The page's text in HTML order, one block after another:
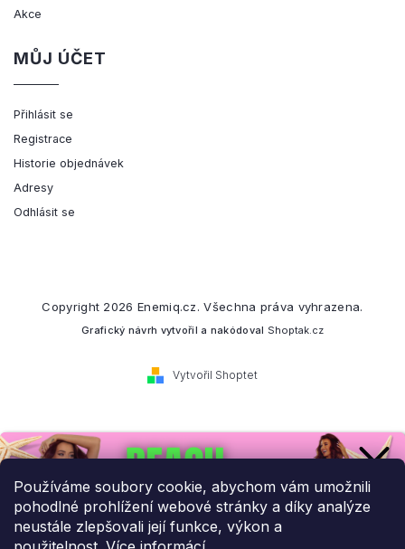
Používáme soubory cookie, abychom vám umožnili
pohodlné prohlížení webové stránky a díky analýze
neustále zlepšovali její funkce, výkon a
Akce
MŮJ ÚČET
Přihlásit se
Registrace
Historie objednávek
Adresy
Odhlásit se
Vytvořil Shoptet
Copyright 2026 Enemiq.cz. Všechna práva vyhrazena.
Grafický návrh vytvořil a nakódoval Shoptak.cz
Přihlaste se k našemu
newsletteru.
Budeme vám posílat informace o našich novinkách a slevových
akcích.